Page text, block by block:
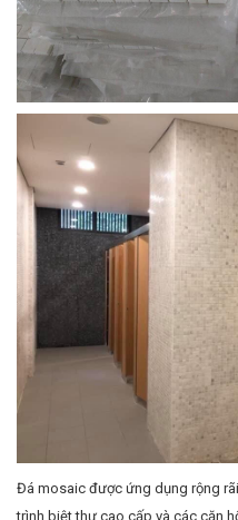
Đá mosaic được ứng dụng rộng
trình biệt thự cao cấp và các căn